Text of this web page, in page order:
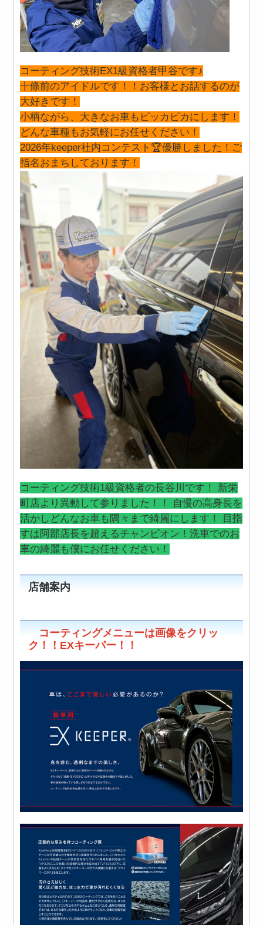
コーティング技術EX1級資格者甲谷です♪
十條前のアイドルです！！お客様とお話するのが
大好きです！
小柄ながら、大きなお車もピッカピカにします！
どんな車種もお気軽にお任せください！
2026年keeper社内コンテスト🏆優勝しました！ご
指名おまちしております！
コーティング技術1級資格者の長谷川です！ 新栄
町店より異動して参りました！！ 自慢の高身長を
活かしどんなお車も隅々まで綺麗にします！ 目指
すは阿部店長を超えるチャンピオン！洗車でのお
車の綺麗も僕にお任せください！
店舗案内
コーティングメニューは画像をクリッ
ク！！EXキーパー！！